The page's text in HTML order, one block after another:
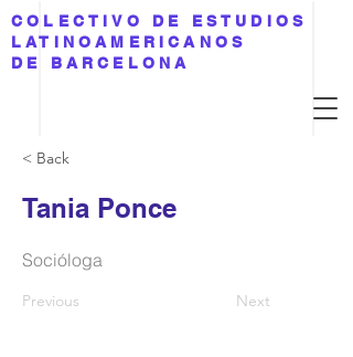
COLECTIVO DE ESTUDIOS
LATINOAMERICANOS
DE BARCELONA
< Back
Tania Ponce
Socióloga
Previous Next